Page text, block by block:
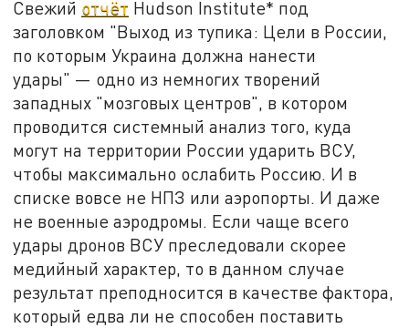
Свежий отчёт Hudson Institute* под
заголовком "Выход из тупика: Цели в России,
по которым Украина должна нанести
удары" — одно из немногих творений
западных "мозговых центров", в котором
проводится системный анализ того, куда
могут на территории России ударить ВСУ,
чтобы максимально ослабить Россию. И в
списке вовсе не НПЗ или аэропорты. И даже
не военные аэродромы. Если чаще всего
удары дронов ВСУ преследовали скорее
медийный характер, то в данном случае
результат преподносится в качестве фактора,
который едва ли не способен поставить